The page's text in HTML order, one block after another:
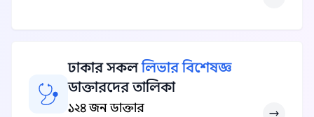
ঢাকার সকললিভার বিশেষজ্ঞ
ডাক্তারদের তালিকা
১২৪ জন ডাক্তার